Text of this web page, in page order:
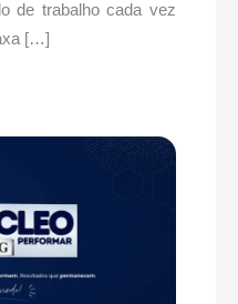
de trabalho cada vez
[…]